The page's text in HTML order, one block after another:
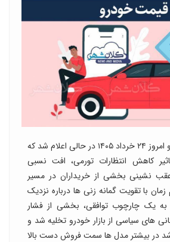
: قیمت خودرو امروز ۲۴ خرداد ۱۴۰۵ در حالی اعلام شد که
کاهش انتظارات تورمی، افت نسبی
نشینی بخشی از خریداران در مسیر
با تقویت گمانه زنی ها درباره نزدیک
به یک چارچوب توافقی، بخشی از فشار
های سیاسی از بازار خودرو تخلیه شد و
در بیشتر مدل ها سمت فروش دست بالا